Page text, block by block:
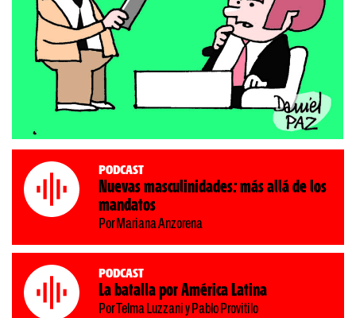
Podcast
Nuevas masculinidades: más allá de los
mandatos
Por Mariana Anzorena
Podcast
La batalla por América Latina
Por Telma Luzzani y Pablo Provitilo